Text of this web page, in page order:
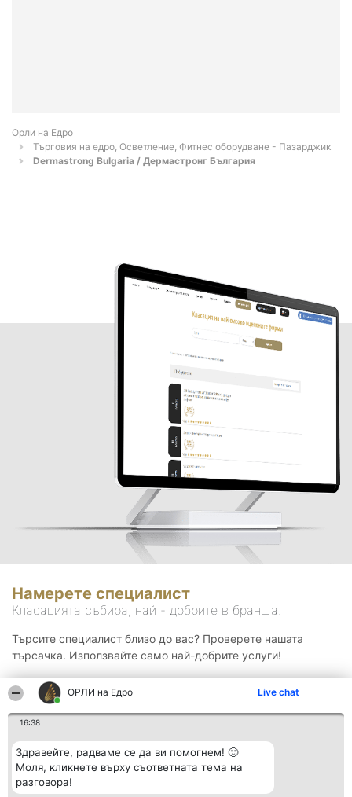
ОРЛИ на Едро Live chat
16:38
Здравейте, радваме се да ви помогнем! 🙂
Моля, кликнете върху съответната тема на
разговора!
Орли на Едро
Търговия на едро, Осветление, Фитнес оборудване - Пазарджик
Dermastrong Bulgaria / Дермастронг България
Намерете специалист
Класацията събира, най - добрите в бранша.
Търсите специалист близо до вас? Проверете нашата
търсачка. Използвайте само най-добрите услуги!